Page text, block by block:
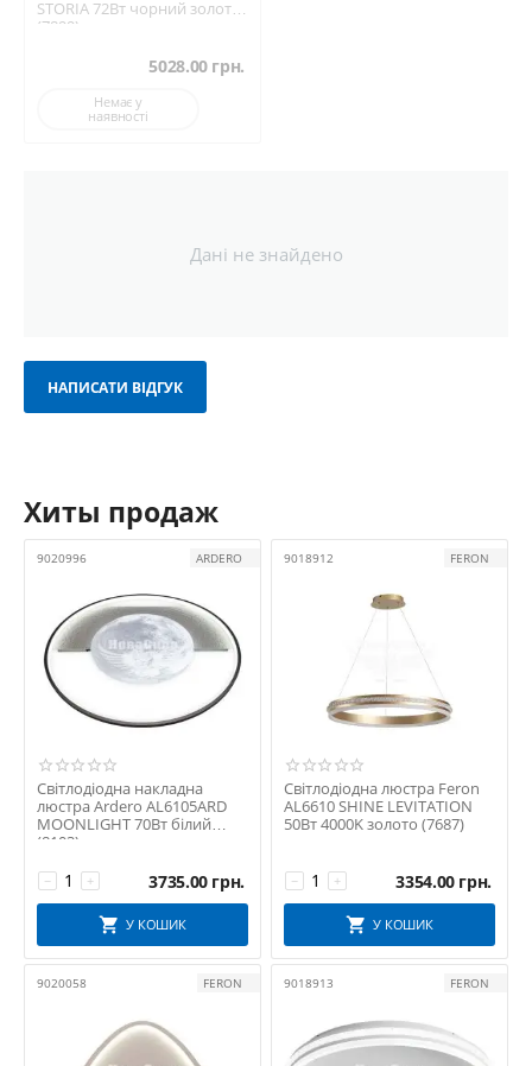
STORIA 72Вт чорний золото
(7899)
5028.00 грн.
Немає у
наявності
Дані не знайдено
НАПИСАТИ ВІДГУК
Хиты продаж
9020996 ARDERO
Світлодіодна накладна
люстра Ardero AL6105ARD
MOONLIGHT 70Вт білий
(8103)
+
− 3735.00 грн.
У КОШИК
9018912 FERON
Світлодіодна люстра Feron
AL6610 SHINE LEVITATION
50Вт 4000K золото (7687)
+
− 3354.00 грн.
У КОШИК
9020058 FERON 9018913 FERON